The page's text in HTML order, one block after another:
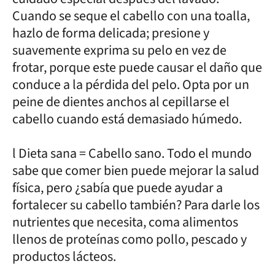
Cuando se seque el cabello con una toalla,
hazlo de forma delicada; presione y
suavemente exprima su pelo en vez de
frotar, porque este puede causar el daño que
conduce a la pérdida del pelo. Opta por un
peine de dientes anchos al cepillarse el
cabello cuando está demasiado húmedo.
l Dieta sana = Cabello sano. Todo el mundo
sabe que comer bien puede mejorar la salud
física, pero ¿sabía que puede ayudar a
fortalecer su cabello también? Para darle los
nutrientes que necesita, coma alimentos
llenos de proteínas como pollo, pescado y
productos lácteos.